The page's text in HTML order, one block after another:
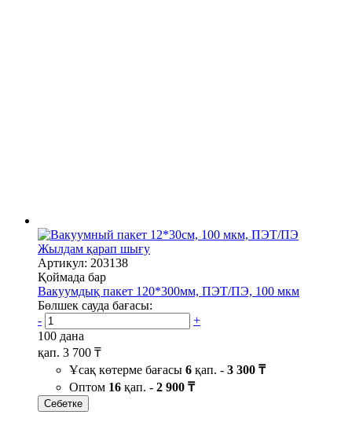
Жылдам қарап шығу
Артикул: 203138
Қоймада бар
Вакуумдық пакет 120*300мм, ПЭТ/ПЭ, 100 мкм
Бөлшек сауда бағасы:
-
+
100 дана
қап. 3 700 ₸
Ұсақ көтерме бағасы 6 қап. - 3 300 ₸
Оптом 16 қап. - 2 900 ₸
Себетке